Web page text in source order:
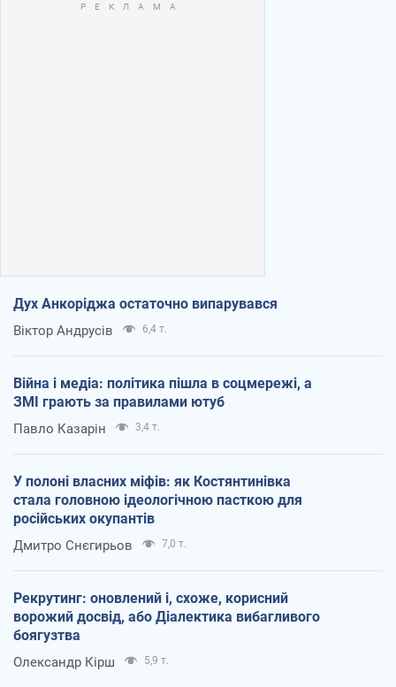
Дух Анкоріджа остаточно випарувався
Віктор Андрусів 6,4 т.
Війна і медіа: політика пішла в соцмережі, а
ЗМІ грають за правилами ютуб
Павло Казарін 3,4 т.
У полоні власних міфів: як Костянтинівка
стала головною ідеологічною пасткою для
російських окупантів
Дмитро Снєгирьов 7,0 т.
Рекрутинг: оновлений і, схоже, корисний
ворожий досвід, або Діалектика вибагливого
боягузтва
Олександр Кірш 5,9 т.